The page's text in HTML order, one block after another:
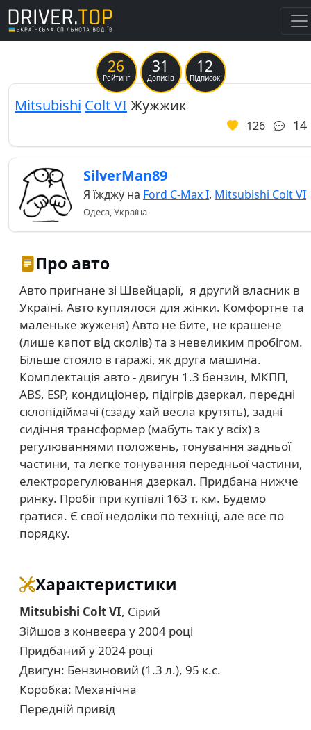
26
Рейтинг
31
Дописів
12
Підписок
Previous
Mitsubishi Colt VI Жужжик
126 14
SilverMan89
Я їжджу на Ford C-Max I, Mitsubishi Colt VI
Одеса, Україна
Про авто
Авто пригнане зі Швейцарії, я другий власник в
Україні. Авто куплялося для жінки. Комфортне та
маленьке жуженя) Авто не бите, не крашене
(лише капот від сколів) та з невеликим пробігом.
Більше стояло в гаражі, як друга машина.
Комплектація авто - двигун 1.3 бензин, МКПП,
ABS, ESP, кондиціонер, підігрів дзеркал, передні
склопідіймачі (сзаду хай весла крутять), задні
сидіння трансформер (мабуть так у всіх) з
регулюваннями положень, тонування задньої
частини, та легке тонування передньої частини,
електрорегулювання дзеркал. Придбана нижче
ринку. Пробіг при купівлі 163 т. км. Будемо
гратися. Є свої недоліки по техніці, але все по
порядку.
Характеристики
Mitsubishi Colt VI, Сірий
Зійшов з конвеєра у 2004 році
Придбаний у 2024 році
Двигун: Бензиновий (1.3 л.), 95 к.с.
Коробка: Механічна
Передній привід